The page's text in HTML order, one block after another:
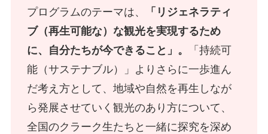
プログラムのテーマは、
「リジェネラティ
ブ（再生可能な）な観光を実現するため
に、自分たちが今できること」。
「持続可
能（サステナブル）」よりさらに一歩進ん
だ考え方として、地域や自然を再生しなが
ら発展させていく観光のあり方について、
全国のクラーク生たちと一緒に探究を深め